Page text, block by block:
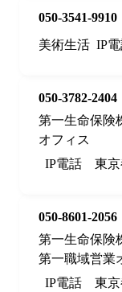
050-3541-9910
美術生活 IP
050-3782-2404
第一生命保険
オフィス
IP電話
東
050-8601-2056
第一生命保険
第一職域営業
IP電話
東